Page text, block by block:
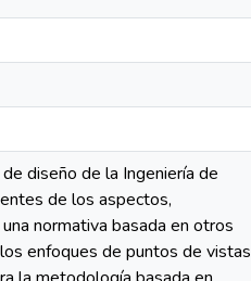
diseño de la Ingeniería de
de los aspectos,
normativa basada en otros
enfoques de puntos de